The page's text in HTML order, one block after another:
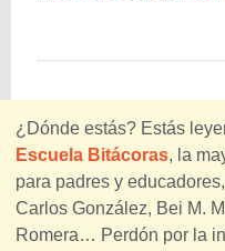
¿Dónde estás? Estás
Escuela Bitácoras, la
para padres y
Carlos González, Bei M.
Romera… Perdón por la